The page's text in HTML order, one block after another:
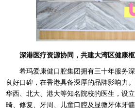
深港医疗资源协同，共建大湾区健康枢
希玛爱康健口腔集团拥有三十年服务
良好口碑，在香港具备深厚的品牌影响力
华西、北大、港大等知名院校的医生，设
畸、修复、牙周、儿童口腔及显微牙体牙髓